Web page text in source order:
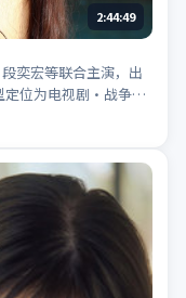
2:44:49
奕宏等联合主演，出
定位为电视剧·战争，
高分电视剧」等相关